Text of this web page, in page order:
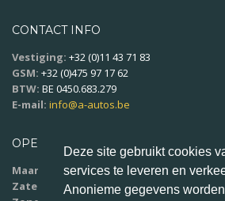
CONTACT INFO
Vestiging: +32 (0)11 43 71 83
GSM: +32 (0)475 97 17 62
BTW: BE 0450.683.279
E-mail: info@a-autos.be
OPENINGSUREN
Maandag - vrijdag: 9u00 - 18u00
Zaterdag:10u00 - 16u00
Deze site gebruikt cookies
services te leveren en
Anonieme gegevens